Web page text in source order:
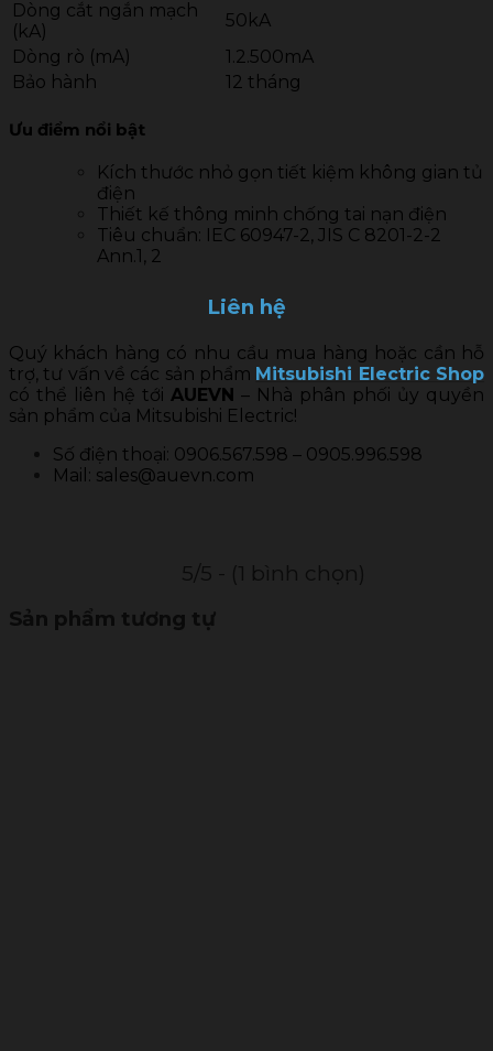
Dòng cắt ngắn mạch
(kA)
50kA
Dòng rò (mA)
1.2.500mA
Bảo hành
12 tháng
Ưu điểm nổi bật
Kích thước nhỏ gọn tiết kiệm không gian tủ
điện
Thiết kế thông minh chống tai nạn điện
Tiêu chuẩn: IEC 60947-2, JIS C 8201-2-2
Ann.1, 2
Liên hệ
Quý khách hàng có nhu cầu mua hàng hoặc cần hỗ
trợ, tư vấn về các sản phẩm Mitsubishi Electric Shop
có thể liên hệ tới AUEVN – Nhà phân phối ủy quyền
sản phẩm của Mitsubishi Electric!
Số điện thoại: 0906.567.598 – 0905.996.598
Mail: sales@auevn.com
5/5 - (1 bình chọn)
Sản phẩm tương tự